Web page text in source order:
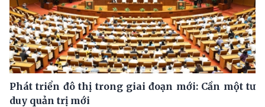
Phát triển đô thị trong giai đoạn mới: Cần một tư
duy quản trị mới